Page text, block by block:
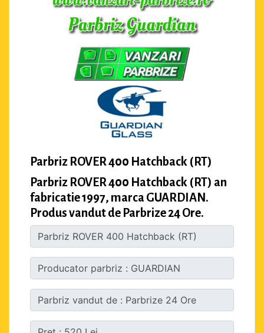
Parbriz ROVER 400 Hatchback (RT)
Parbriz ROVER 400 Hatchback (RT) an
fabricatie 1997, marca GUARDIAN.
Produs vandut de Parbrize 24 Ore.